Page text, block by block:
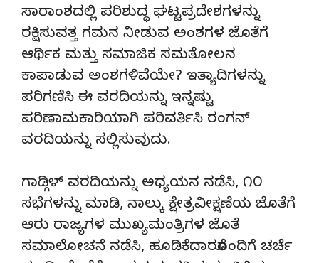
ಸಾರಾಂಶದಲ್ಲಿ ಪರಿಶುದ್ಧ ಘಟ್ಟಪ್ರದೇಶಗಳನ್ನು
ರಕ್ಷಿಸುವತ್ತ ಗಮನ ನೀಡುವ ಅಂಶಗಳ ಜೊತೆಗೆ
ಆರ್ಥಿಕ ಮತ್ತು ಸಮಾಜಿಕ ಸಮತೋಲನ
ಕಾಪಾಡುವ ಅಂಶಗಳಿವೆಯೇ? ಇತ್ಯಾದಿಗಳನ್ನು
ಪರಿಗಣಿಸಿ ಈ ವರದಿಯನ್ನು ಇನ್ನಷ್ಟು
ಪರಿಣಾಮಕಾರಿಯಾಗಿ ಪರಿವರ್ತಿಸಿ ರಂಗನ್
ವರದಿಯನ್ನು ಸಲ್ಲಿಸುವುದು.
ಗಾಡ್ಗಿಳ್ ವರದಿಯನ್ನು ಅಧ್ಯಯನ ನಡೆಸಿ, ೧೦
ಸಭೆಗಳನ್ನು ಮಾಡಿ, ನಾಲ್ಕು ಕ್ಷೇತ್ರವೀಕ್ಷಣೆಯ ಜೊತೆಗೆ
ಆರು ರಾಜ್ಯಗಳ ಮುಖ್ಯಮಂತ್ರಿಗಳ ಜೊತೆ
ಸಮಾಲೋಚನೆ ನಡೆಸಿ, ಹೂಡಿಕೆದಾರರೊಂದಿಗೆ ಚರ್ಚೆ